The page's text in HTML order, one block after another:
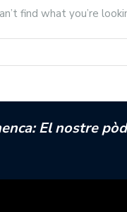
find what you’re
El nostre